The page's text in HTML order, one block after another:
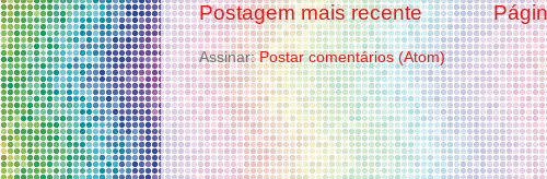
Postagem mais recente
Assinar:Postar comentários (Atom)